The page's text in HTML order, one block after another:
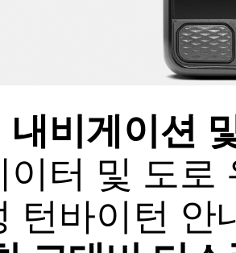
내비게이션
이터 및 도로
턴바이턴 안